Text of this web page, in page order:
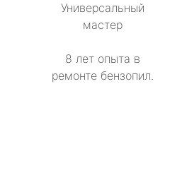
Универсальный
мастер
8 лет опыта в
ремонте бензопил.